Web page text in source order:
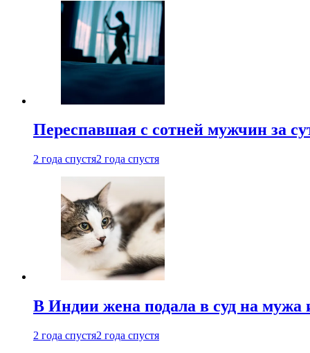
Переспавшая с сотней мужчин за
2 года спустя2 года спустя
В Индии жена подала в суд на мужа
2 года спустя2 года спустя